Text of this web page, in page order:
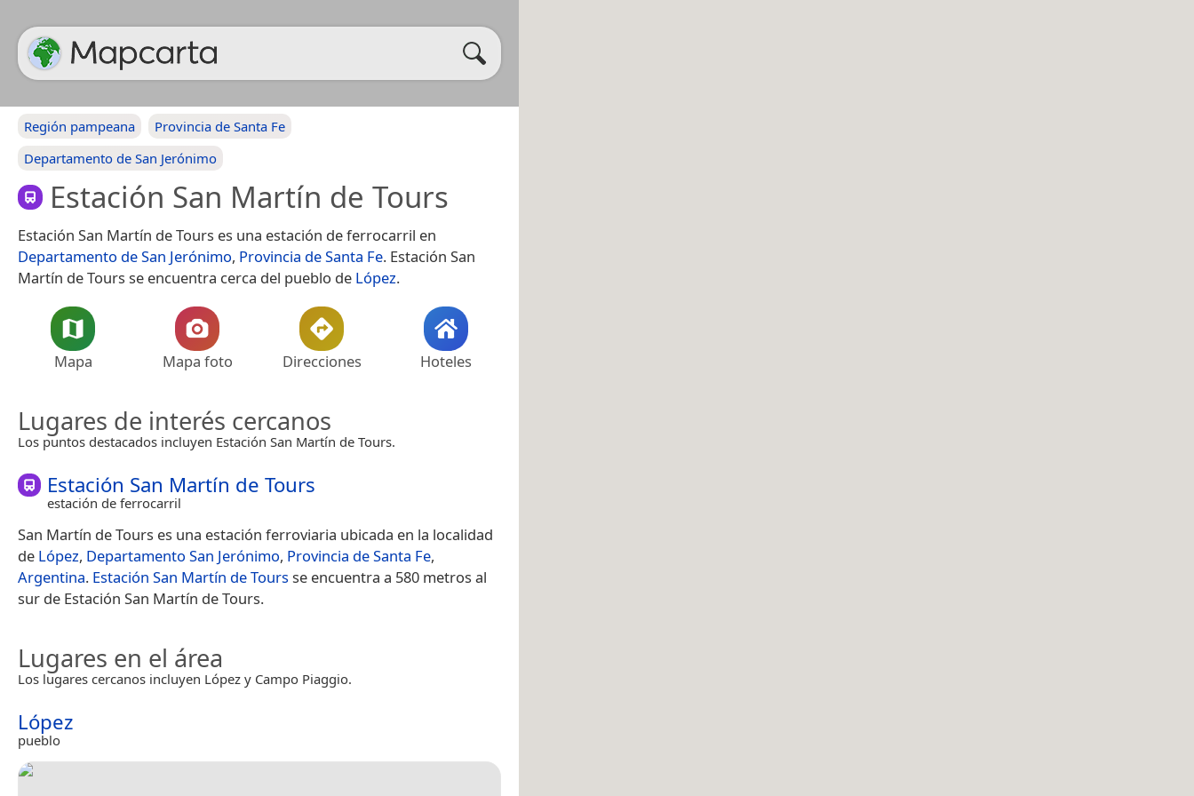
Región pampeana
Provincia de Santa Fe
Departamento de San Jerónimo
Estación San Martín de Tours
Estación San Martín de Tours es una estación de ferrocarril en
Departamento de San Jerónimo, Provincia de Santa Fe. Estación San
Martín de Tours se encuentra cerca del pueblo de López.
Mapa Mapa foto Direcciones Hoteles
Lugares de interés cercanos
Los puntos destacados incluyen Estación San Martín de Tours.
Estación San Martín de Tours
estación de ferrocarril
San Martín de Tours es una estación ferroviaria ubicada en la localidad
de López, Departamento San Jerónimo, Provincia de Santa Fe,
Argentina. Estación San Martín de Toursse encuentra a 580 metros al
sur de Estación San Martín de Tours.
Lugares en el área
Los lugares cercanos incluyen López y Campo Piaggio.
López
pueblo